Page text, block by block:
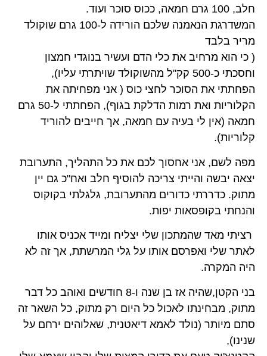
חלב, 100 גרם חמאה, ככוס סוכר ועוד.
המשדרגת הנאמנה שלכם הורידה ל-100 גרם שוקולד
מריר בלבד
( כי הוא מרחיב את כלי הדם ועשיר בנוגדי חמצון
וחסכתי כ-500 קק"ל מהשוקולד שויתרתי עליו),
הפחתתי את הסוכר לחצי כוס ( אני מפחיתה את
הקלוריות ואת רמות הדלקת בגוף), הפחתתי ל-50 גרם
חמאה (אין לי בעיה עם חמאה, אך חייבים להוריד
קלוריות).
מפה לשם, אני אחסוך לכם את כל התהליך, התערובת
יצאה יבשה והייתי צריכה להוסיף חלב ואח"כ גם יין
מתוק. כדררתי כדורים מהתערובת, גלגלתי בקוקוס
והנחתי בקופסאות יפות.
רציתי מאד שהמתכון שלי יצליח ומייד אכניס אותו
לאתר שלי ואפרסם אותו על גלי המרשתת, אך זה לא
היה המקרה.
בני הקטן,שהיה אז בן שנה ו-8 חודשים ואוהב כל דבר
מתוק, מבחינתו לאכול כל היום רק מתוק, כל השאר זה
סתם מיותר (נולד לאמא דיאטנית, שאלוהים ירחם על
שנינו),